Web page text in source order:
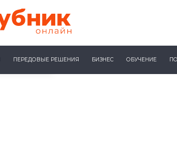
ПЕРЕДОВЫЕ РЕШЕНИЯ БИЗНЕС ОБУЧЕНИЕ